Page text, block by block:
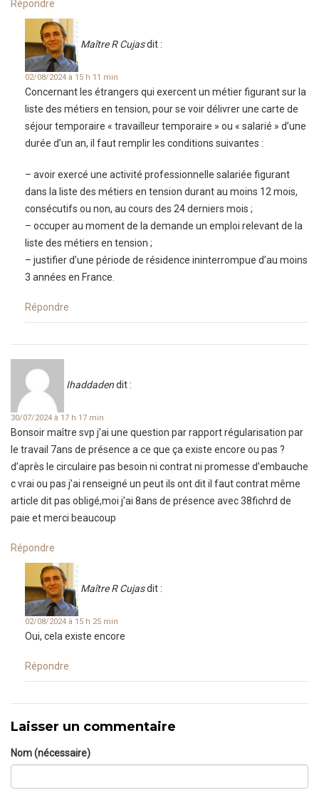
Répondre
Maître R Cujasdit :
02/08/2024 à 15 h 11 min
Concernant les étrangers qui exercent un métier figurant sur la
liste des métiers en tension, pour se voir délivrer une carte de
séjour temporaire « travailleur temporaire » ou « salarié » d’une
durée d’un an, il faut remplir les conditions suivantes :
– avoir exercé une activité professionnelle salariée figurant
dans la liste des métiers en tension durant au moins 12 mois,
consécutifs ou non, au cours des 24 derniers mois ;
– occuper au moment de la demande un emploi relevant de la
liste des métiers en tension ;
– justifier d’une période de résidence ininterrompue d’au moins
3 années en France.
Répondre
Ihaddadendit :
30/07/2024 à 17 h 17 min
Bonsoir maître svp j’ai une question par rapport régularisation par
le travail 7ans de présence a ce que ça existe encore ou pas ?
d’après le circulaire pas besoin ni contrat ni promesse d’embauche
c vrai ou pas j’ai renseigné un peut ils ont dit il faut contrat même
article dit pas obligé,moi j’ai 8ans de présence avec 38fichrd de
paie et merci beaucoup
Répondre
Maître R Cujasdit :
02/08/2024 à 15 h 25 min
Oui, cela existe encore
Répondre
Laisser un commentaire
Nom (nécessaire)